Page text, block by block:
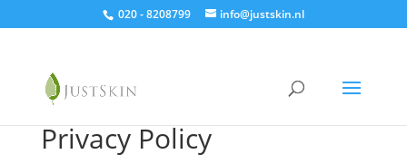
020 - 8208799 info@justskin.nl
Privacy Policy